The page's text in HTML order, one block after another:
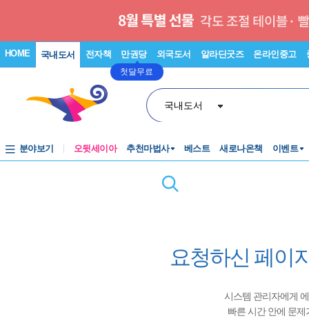
HOME 국내도서 전자책 만권당
첫달무료
외국도서 알라딘굿즈 온라인중고
국내도서
분야보기 오뒷세이아 추천마법사 베스트 새로나온책 이벤트
요청하신 페이
시스템 관리자에게
빠른 시간 안에 문